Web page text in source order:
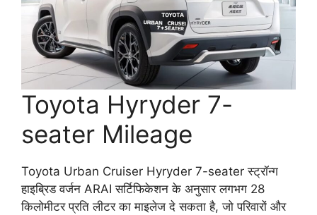
Toyota Hyryder 7-
seater Mileage
Toyota Urban Cruiser Hyryder 7-seater स्ट्रॉन्ग
हाइब्रिड वर्जन ARAI सर्टिफिकेशन के अनुसार लगभग 28
किलोमीटर प्रति लीटर का माइलेज दे सकता है, जो परिवारों और